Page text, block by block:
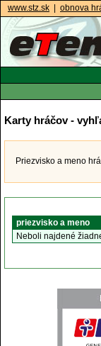
www.stz.sk obnova
Karty hráčov -
Priezvisko a meno
priezvisko a meno
Neboli najdené